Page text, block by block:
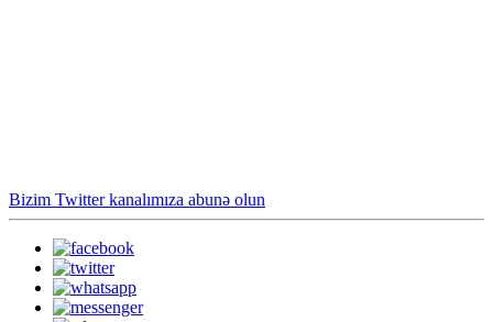
Bizim Twitter kanalımıza abunə olun